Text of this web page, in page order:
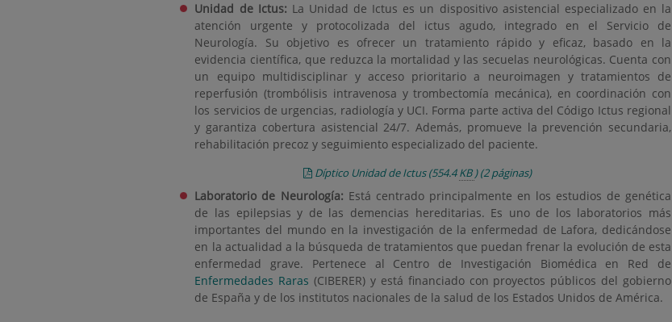
Unidad de Ictus: La Unidad de Ictus es un dispositivo asistencial especializado en la
atención urgente y protocolizada del ictus agudo, integrado en el Servicio de
Neurología. Su objetivo es ofrecer un tratamiento rápido y eficaz, basado en la
evidencia científica, que reduzca la mortalidad y las secuelas neurológicas. Cuenta con
un equipo multidisciplinar y acceso prioritario a neuroimagen y tratamientos de
reperfusión (trombólisis intravenosa y trombectomía mecánica), en coordinación con
los servicios de urgencias, radiología y UCI. Forma parte activa del Código Ictus regional
y garantiza cobertura asistencial 24/7. Además, promueve la prevención secundaria,
rehabilitación precoz y seguimiento especializado del paciente.
Díptico Unidad de Ictus(554.4KB)(2 páginas)
Laboratorio de Neurología: Está centrado principalmente en los estudios de genética
de las epilepsias y de las demencias hereditarias. Es uno de los laboratorios más
importantes del mundo en la investigación de la enfermedad de Lafora, dedicándose
en la actualidad a la búsqueda de tratamientos que puedan frenar la evolución de esta
enfermedad grave. Pertenece al Centro de Investigación Biomédica en Red de
Enfermedades Raras (CIBERER) y está financiado con proyectos públicos del gobierno
de España y de los institutos nacionales de la salud de los Estados Unidos de América.